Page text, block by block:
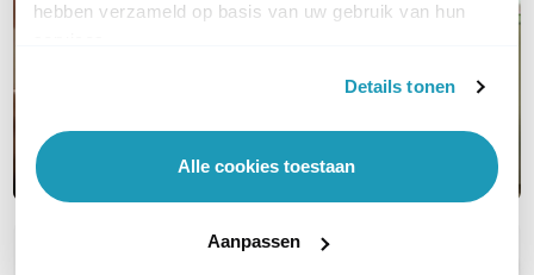
hebben verzameld op basis van uw gebruik van hun
Details tonen
Alle cookies toestaan
Aanpassen